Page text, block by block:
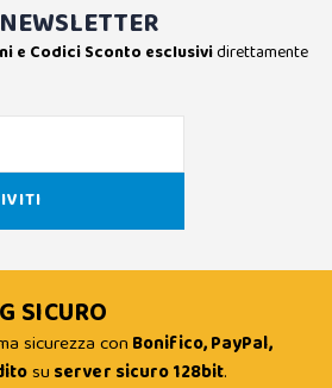
e Codici Sconto esclusividirettamente
SICURO
sicurezza con Bonifico, PayPal,
su server sicuro 128bit.